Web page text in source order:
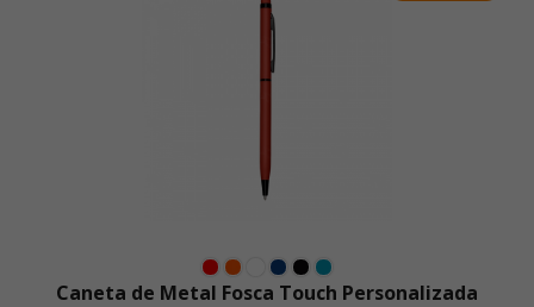
Caneta de Metal Fosca Touch Personalizada